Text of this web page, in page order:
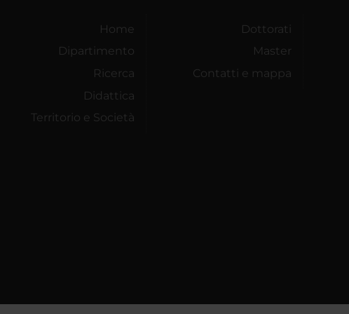
Home
Dipartimento
Ricerca
Didattica
Territorio e Società
Dottorati
Master
Contatti e mappa